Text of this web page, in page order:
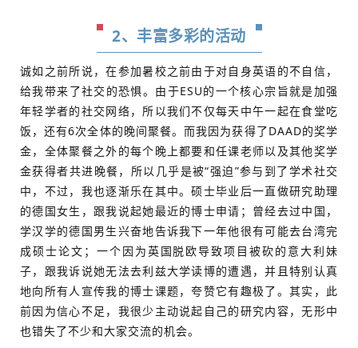
2、丰富多彩的活动
诚如之前所说，在参加暑校之前由于对自身英语的不自信，
给我带来了社交的恐惧。由于ESU的一个核心宗旨就是加强
年轻学者的社交网络，所以我们不仅每天中午一起在食堂吃
饭，还有6次全体的晚间聚餐。而我因为获得了DAAD的奖学
金，全体聚餐之外的每个晚上都要和任课老师以及其他奖学
金获得者共进晚餐，所以几乎是被“强迫”参与到了学术社交
中，不过，我也逐渐乐在其中。硕士毕业后一直做研究助理
的德国女生，跟我说起她最近的博士申请；曾经去过中国，
学汉学的德国男生兴奋地告诉我下一年他很有可能去台湾完
成硕士论文；一个因为英国脱欧导致项目被砍的意大利妹
子，跟我诉说她无法去利兹大学读博的遭遇，并且特别认真
地向所有人宣传我的博士课题，夸赞它有趣极了。其实，此
前因为信心不足，我很少主动说起自己的研究内容，无形中
也错失了不少和大家交流的机会。